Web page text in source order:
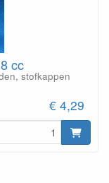
cc
stofkappen
€ 4,29